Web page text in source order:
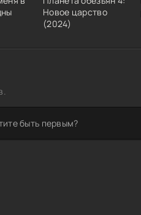
Новое царство
(2024)
быть первым?